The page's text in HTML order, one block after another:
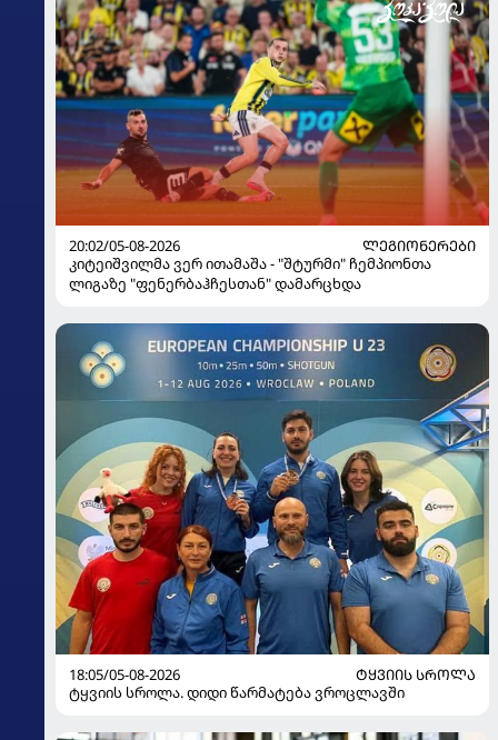
20:02/05-08-2026
ᲚᲔᲒᲘᲝᲜᲔᲠᲔᲑᲘ
კიტეიშვილმა ვერ ითამაშა - "შტურმი" ჩემპიონთა
ლიგაზე "ფენერბაჰჩესთან" დამარცხდა
18:05/05-08-2026
ᲢᲧᲕᲘᲘᲡ ᲡᲠᲝᲚᲐ
ტყვიის სროლა. დიდი წარმატება ვროცლავში